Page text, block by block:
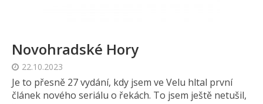
Novohradské Hory
22.10.2023
Je to přesně 27 vydání, kdy jsem ve Velu hltal první
článek nového seriálu o řekách. To jsem ještě netušil,